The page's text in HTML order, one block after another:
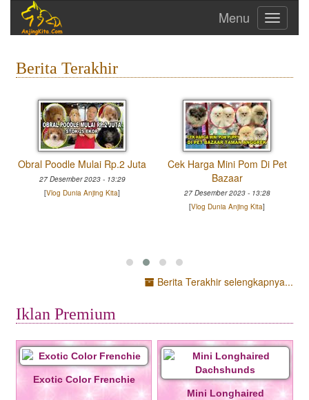
Toggle
Berita Terakhir
Obral Poodle Mulai Rp.2 Juta
27 Desember 2023 - 13:29
[Vlog Dunia Anjing Kita]
Cek Harga Mini Pom Di Pet
Bazaar
27 Desember 2023 - 13:28
[Vlog Dunia Anjing Kita]
Berita Terakhir selengkapnya...
Iklan Premium
Exotic Color Frenchie
Mini Longhaired